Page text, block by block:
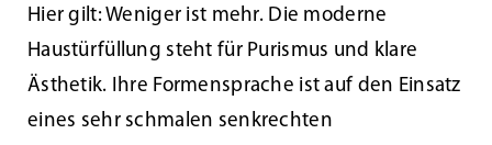
News
Kontakt
Hier gilt: Weniger ist mehr. Die moderne
Haustürfüllung steht für Purismus und klare
Ästhetik. Ihre Formensprache ist auf den Einsatz
eines sehr schmalen senkrechten